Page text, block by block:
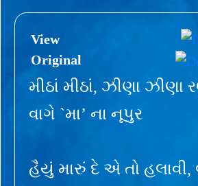
View
Original
મીઠાં મીઠાં, ઝીણા ઝીણા
વાગે `મા’ ના નૂપુર
હૈયું મારું દે એ તો